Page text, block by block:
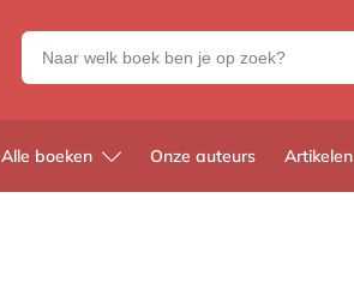
Zoeken
naar
en
uitgevers
Alle boeken Onze auteurs Artikelen